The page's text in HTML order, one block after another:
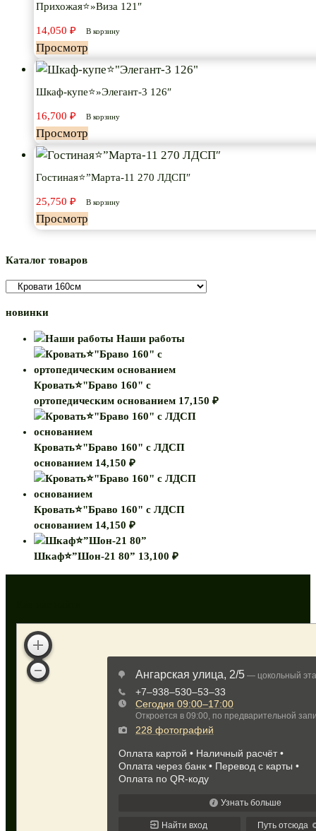
Прихожая⭐»Виза 121″
14,050 ₽ В корзину
Просмотр
Шкаф-купе⭐»Элегант-3 126″
16,700 ₽ В корзину
Просмотр
Гостиная⭐”Марта-11 270 ЛДСП″
25,750 ₽ В корзину
Просмотр
Каталог товаров
новинки
Наши работы
Кровать⭐"Браво 160" с
ортопедическим основанием 17,150 ₽
Кровать⭐"Браво 160" с ЛДСП
основанием 14,150 ₽
Кровать⭐"Браво 160" с ЛДСП
основанием 14,150 ₽
Шкаф⭐”Шон-21 80” 13,100 ₽